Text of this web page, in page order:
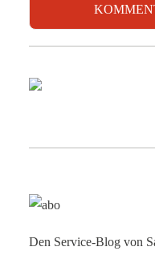
Den Service-Blog von